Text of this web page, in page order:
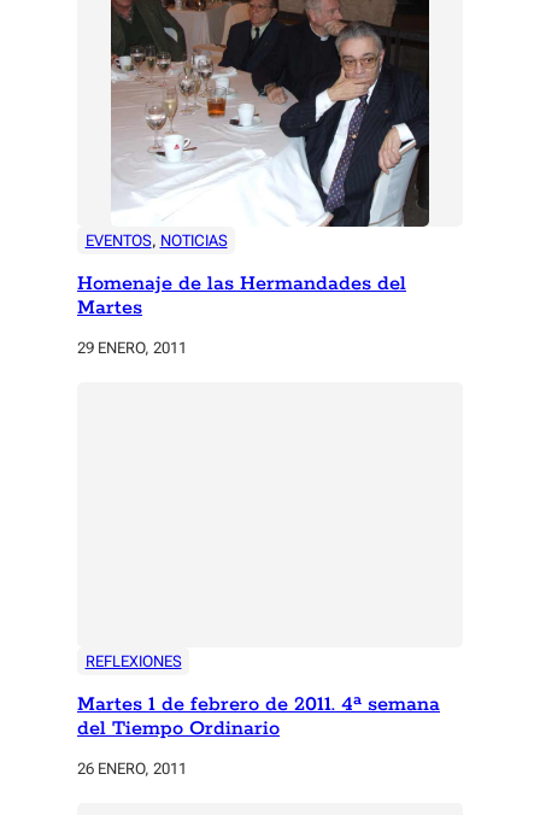
EVENTOS, NOTICIAS
Homenaje de las Hermandades del
Martes
29 ENERO, 2011
REFLEXIONES
Martes 1 de febrero de 2011. 4ª semana
del Tiempo Ordinario
26 ENERO, 2011